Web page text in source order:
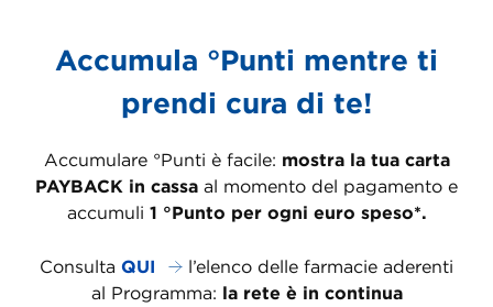
Accumula °Punti mentre ti
prendi cura di te!
Accumulare °Punti è facile: mostra la tua carta
PAYBACK in cassa al momento del pagamento e
accumuli 1 °Punto per ogni euro speso*.
Consulta QUI
l’elenco delle farmacie aderenti
al Programma: la rete è in continua